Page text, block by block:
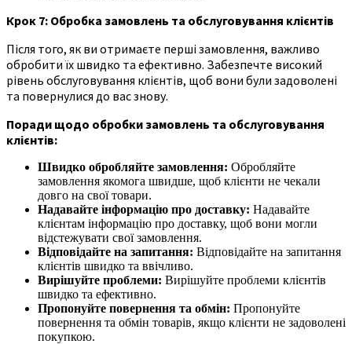
Крок 7: Обробка замовлень та обслуговування клієнтів
Після того, як ви отримаєте перші замовлення, важливо
обробити їх швидко та ефективно. Забезпечте високий
рівень обслуговування клієнтів, щоб вони були задоволені
та повернулися до вас знову.
Поради щодо обробки замовлень та обслуговування
клієнтів:
Швидко обробляйте замовлення: Обробляйте
замовлення якомога швидше, щоб клієнти не чекали
довго на свої товари.
Надавайте інформацію про доставку: Надавайте
клієнтам інформацію про доставку, щоб вони могли
відстежувати свої замовлення.
Відповідайте на запитання: Відповідайте на запитання
клієнтів швидко та ввічливо.
Вирішуйте проблеми: Вирішуйте проблеми клієнтів
швидко та ефективно.
Пропонуйте повернення та обмін: Пропонуйте
повернення та обмін товарів, якщо клієнти не задоволені
покупкою.